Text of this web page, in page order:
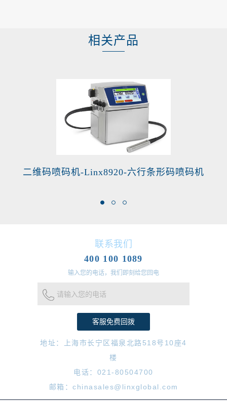
相关产品
二维码喷码机-Linx8920-六行条形码喷码机
联系我们
400 100 1089
输入您的电话，我们即刻给您回电
请输入您的电话
地址：上海市长宁区福泉北路518号10座4
楼
电话：021-80504700
邮箱：chinasales@linxglobal.com